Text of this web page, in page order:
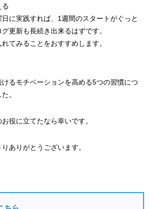
る
に実践すれば、1週間のスタートがぐっと
更新も長続き出来るはずです。
てみることをおすすめします。
るモチベーションを高める5つの習慣につ
。
役に立てたなら幸いです。
ありがとうございます。